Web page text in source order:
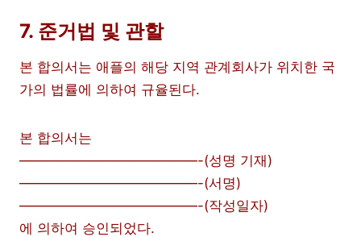
7. 준거법 및 관할
본 합의서는 애플의 해당 지역 관계회사가 위치한 국
가의 법률에 의하여 규율된다.
본 합의서는
—————————————-(성명 기재)
—————————————-(서명)
—————————————-(작성일자)
에 의하여 승인되었다.